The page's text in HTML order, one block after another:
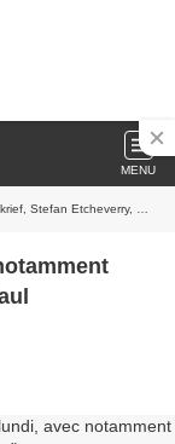
MENU
Paul Larrouturou.